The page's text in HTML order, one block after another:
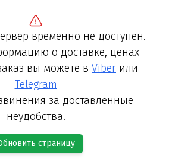
временно не доступен.
о доставке, ценах
вы можете в Viber или
Telegram
за доставленные
неудобства!
страницу